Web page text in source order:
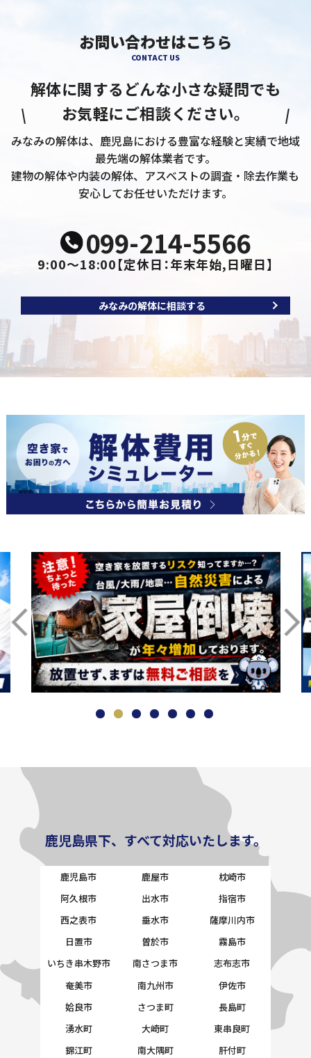
お問い合わせはこちら
CONTACT US
解体に関するどんな小さな疑問でも
お気軽にご相談ください。
みなみの解体は、鹿児島における豊富な経験と実績で地域
最先端の解体業者です。
建物の解体や内装の解体、アスベストの調査・除去作業も
安心してお任せいただけます。
099-214-5566
9:00～18:00【定休日：年末年始,日曜日】
みなみの解体に相談する
鹿児島県下、すべて対応いたします。
鹿児島市 鹿屋市
枕崎市
阿久根市
出水市
指宿市
西之表市
垂水市
薩摩川内市
日置市
曽於市
霧島市
いちき串木野市
南さつま市
志布志市
奄美市
南九州市
伊佐市
姶良市
さつま町
長島町
湧水町
大崎町
東串良町
錦江町
南大隅町
肝付町